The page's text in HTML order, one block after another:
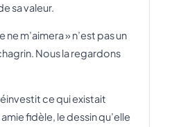
sa valeur.
m’aimera » n’est pas un
Nous la regardons
ce qui existait
fidèle, le dessin qu’elle